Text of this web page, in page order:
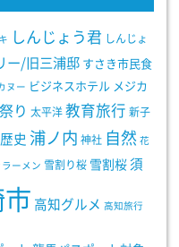
しんじょう君 しんじょ
ー/旧三浦邸 すさき市民食
ヌー ビジネスホテル メジカ
り 太平洋 教育旅行 新子
歴史 浦ノ内 神社 自然 花
ーメン 雪割り桜 雪割桜 須
高知グルメ 高知旅行